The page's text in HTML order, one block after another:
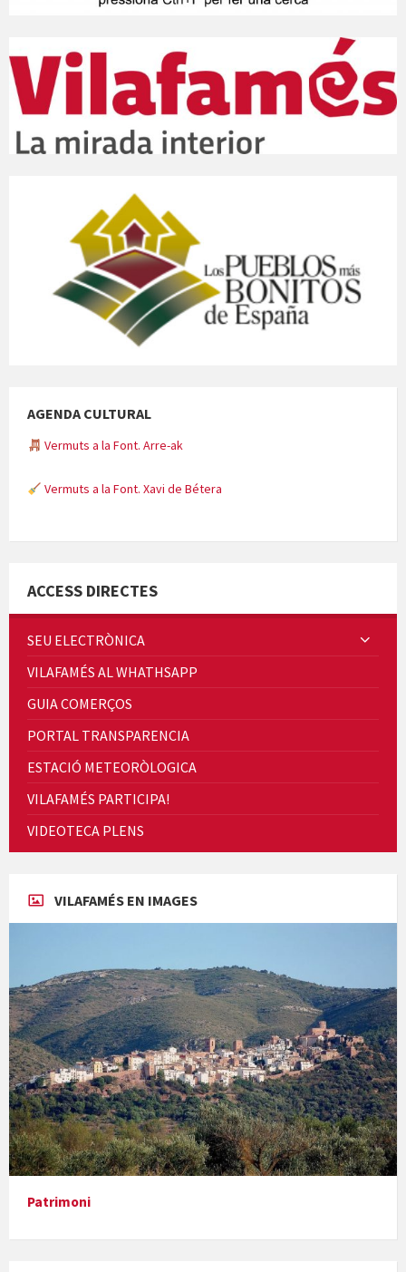
AGENDA CULTURAL
Vermuts a la Font. Arre-ak
Vermuts a la Font. Xavi de Bétera
Quintà Culroja
Cicle de Cine i Dones rurals
Concerts al Museu
Presentació del llibre &quot;La mare&quot;, d'Emma Zafon
ACCESS DIRECTES
SEU ELECTRÒNICA
VILAFAMÉS AL WHATHSAPP
GUIA COMERÇOS
PORTAL TRANSPARENCIA
ESTACIÓ METEORÒLOGICA
VILAFAMÉS PARTICIPA!
VIDEOTECA PLENS
VILAFAMÉS EN IMAGES
Patrimoni